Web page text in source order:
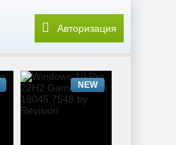
Авторизация
NEW